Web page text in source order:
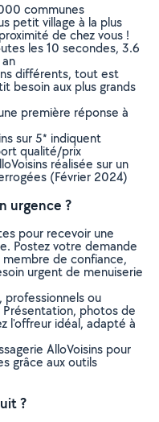
communes
petit village à la plus
de chez vous !
les 10 secondes, 3.6
différents, tout est
besoin aux plus grands
première réponse à
sur 5* indiquent
qualité/prix
réalisée sur un
(Février 2024)
urgence ?
pour recevoir une
Postez votre demande
de confiance,
urgent de menuiserie
professionnels ou
photos de
l'offreur idéal, adapté à
AlloVoisins pour
grâce aux outils
?